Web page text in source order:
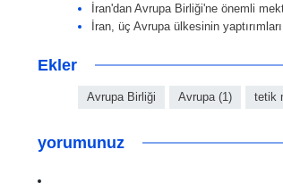
İran'dan Avrupa Birliği'ne önemli
İran, üç Avrupa ülkesinin
Ekler
Avrupa Birliği Avrupa (1) tetik
yorumunuz